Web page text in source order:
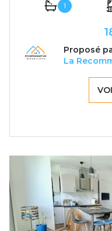
1
Proposé
La